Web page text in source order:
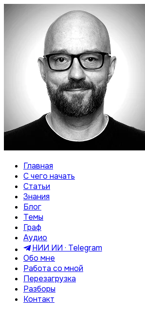
Главная
С чего начать
Статьи
Знания
Блог
Темы
Граф
Аудио
НИИ ИИ · Telegram
Обо мне
Работа со мной
Перезагрузка
Разборы
Контакт